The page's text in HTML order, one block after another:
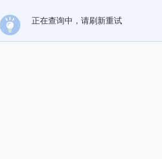
正在查询中，请刷新重试